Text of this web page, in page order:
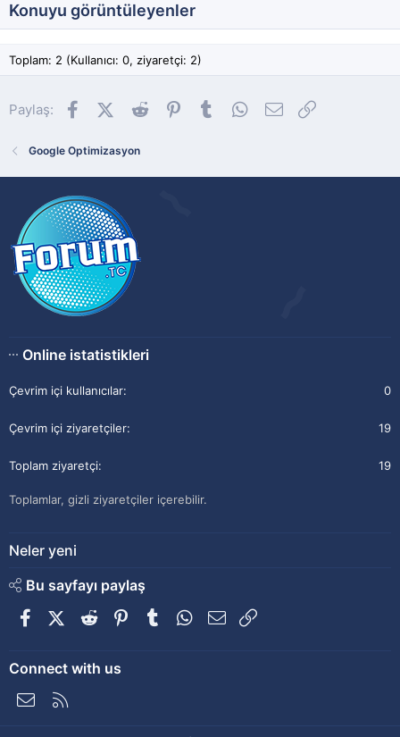
Konuyu görüntüleyenler
Toplam: 2 (Kullanıcı: 0, ziyaretçi: 2)
Paylaş: FacebookX (Twitter)
Reddit Pinterest
Tumblr WhatsApp
E-posta
Google Optimizasyon
Online istatistikleri
Çevrim içi kullanıcılar 0
Çevrim içi ziyaretçiler 19
Toplam ziyaretçi 19
Toplamlar, gizli ziyaretçiler içerebilir.
Neler yeni
Bu sayfayı paylaş
FacebookX (Twitter)
Reddit PinterestTumblrWhatsApp
E-posta
Connect with us
Bize ulaşın